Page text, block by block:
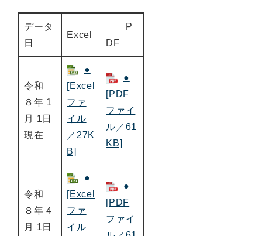
データ
日
Excel
P
DF
令和
８年 1
月 1日
現在
●
[Excel
ファ
イル
／27K
B]
●
[PDF
ファイ
ル／61
KB]
令和
８年 4
月 1日
●
[Excel
ファ
イル
●
[PDF
ファイ